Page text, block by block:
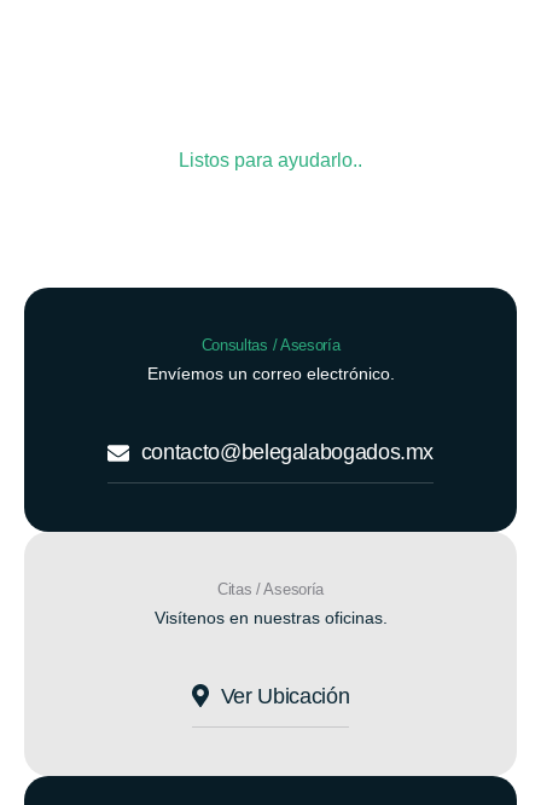
Listos para ayudarlo..
Consultas / Asesoría
Envíemos un correo electrónico.
contacto@belegalabogados.mx
Citas / Asesoría
Visítenos en nuestras oficinas.
Ver Ubicación